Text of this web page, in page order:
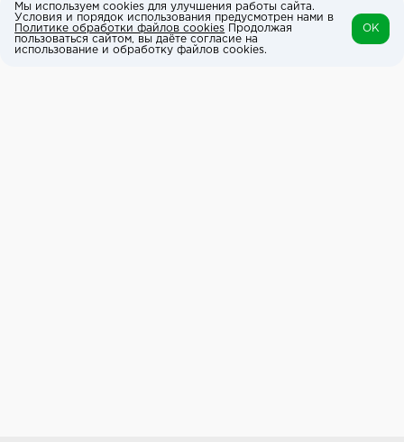
Мы используем cookies для улучшения работы сайта.
Условия и порядок использования предусмотрен нами в
Политике обработки файлов cookies Продолжая
пользоваться сайтом, вы даёте согласие на
использование и обработку файлов cookies.
OK